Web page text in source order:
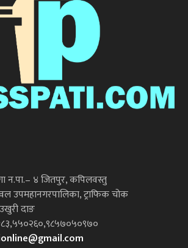
न.पा.– ४ जितपुर, कपिलवस्तु
उपमहानगरपालिका, ट्राफिक चोक
दाङ